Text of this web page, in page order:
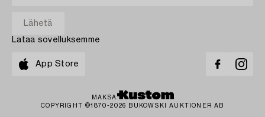
Lataa sovelluksemme
App Store
MAKSA
COPYRIGHT ©1870-2026 BUKOWSKI AUKTIONER AB